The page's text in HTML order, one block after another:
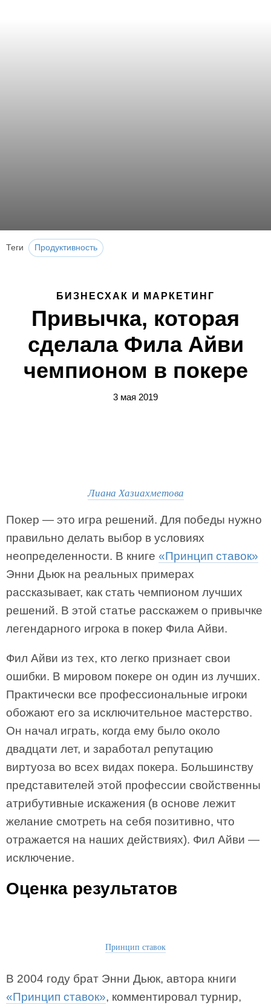
Теги Продуктивность
БИЗНЕСХАК И МАРКЕТИНГ
Привычка, которая
сделала Фила Айви
чемпионом в покере
3 мая 2019
Лиана Хазиахметова
Покер — это игра решений. Для победы нужно
правильно делать выбор в условиях
неопределенности. В книге «Принцип ставок»
Энни Дьюк на реальных примерах
рассказывает, как стать чемпионом лучших
решений. В этой статье расскажем о привычке
легендарного игрока в покер Фила Айви.
Фил Айви из тех, кто легко признает свои
ошибки. В мировом покере он один из лучших.
Практически все профессиональные игроки
обожают его за исключительное мастерство.
Он начал играть, когда ему было около
двадцати лет, и заработал репутацию
виртуоза во всех видах покера. Большинству
представителей этой профессии свойственны
атрибутивные искажения (в основе лежит
желание смотреть на себя позитивно, что
отражается на наших действиях). Фил Айви —
исключение.
Оценка результатов
Принцип ставок
В 2004 году брат Энни Дьюк, автора книги
«Принцип ставок», комментировал турнир,